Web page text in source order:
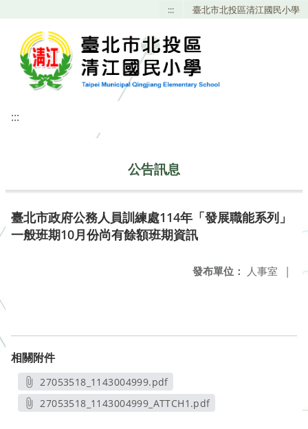
::: 臺北市北投區清江國民小學
:::
公告訊息
臺北市政府公務人員訓練處114年「發展職能系列」
一般班期10月份尚有餘額班期資訊
發布單位： 人事室 |
相關附件
27053518_1143004999.pdf
另開新視窗
27053518_1143004999_ATTCH1.pdf